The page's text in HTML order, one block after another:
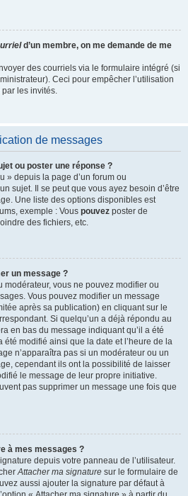
d’un membre, on me demande de me
des courriels via le formulaire intégré (si
Ceci pour empêcher l’utilisation
les invités.
de messages
ou poster une réponse ?
» depuis la page d’un forum ou
sujet. Il se peut que vous ayez besoin d’être
Une liste des options disponibles est
exemple : Vous pouvez poster de
des fichiers, etc.
un message ?
modérateur, vous ne pouvez modifier ou
Vous pouvez modifier un message
après sa publication) en cliquant sur le
Si quelqu’un a déjà répondu au
en bas du message indiquant qu’il a été
été modifié ainsi que la date et l’heure de la
n’apparaîtra pas si un modérateur ou un
cependant ils ont la possibilité de laisser
le message de leur propre initiative.
pas supprimer un message une fois que
à mes messages ?
depuis votre panneau de l’utilisateur.
Attacher ma signature sur le formulaire de
aussi ajouter la signature par défaut à